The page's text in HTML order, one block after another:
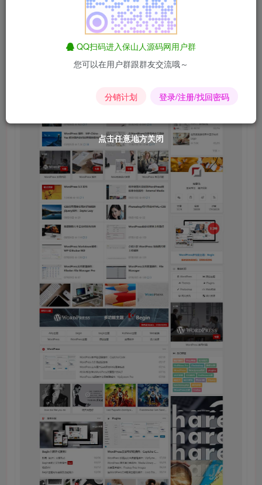
强大的兼容性。知更鸟主题兼容IE8+、 Chrome、Firefox、
丰富的自定义功能。你可以在WordPress管理后台对知更鸟主题
首页自带幻灯功能，可替换图片，可替换链接，还支持文章列表
点击任意地方关闭
点击任意地方关闭
点击任意地方关闭
点击任意地方关闭
点击任意地方关闭
点击任意地方关闭
QQ扫码进入保山人源码网用户群
您可以在用户群跟群友交流哦～
分销计划 登录/注册/找回密码